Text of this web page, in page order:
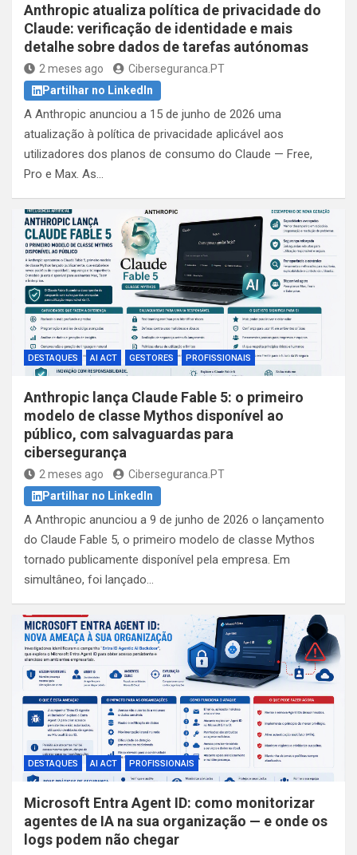
Anthropic atualiza política de privacidade do
Claude: verificação de identidade e mais
detalhe sobre dados de tarefas autónomas
2 meses ago
Ciberseguranca.PT
Partilhar no LinkedIn
A Anthropic anunciou a 15 de junho de 2026 uma
atualização à política de privacidade aplicável aos
utilizadores dos planos de consumo do Claude — Free,
Pro e Max. As…
DESTAQUES AI ACT GESTORES PROFISSIONAIS
Anthropic lança Claude Fable 5: o primeiro
modelo de classe Mythos disponível ao
público, com salvaguardas para
cibersegurança
2 meses ago
Ciberseguranca.PT
Partilhar no LinkedIn
A Anthropic anunciou a 9 de junho de 2026 o lançamento
do Claude Fable 5, o primeiro modelo de classe Mythos
tornado publicamente disponível pela empresa. Em
simultâneo, foi lançado…
DESTAQUES AI ACT PROFISSIONAIS
Microsoft Entra Agent ID: como monitorizar
agentes de IA na sua organização — e onde os
logs podem não chegar